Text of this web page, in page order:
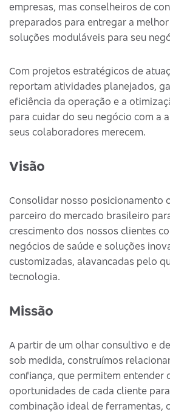
empresas, mas conselheiros de
preparados para entregar a
soluções moduláveis para seu
Com projetos estratégicos de
reportam atividades planejados,
eficiência da operação e a
para cuidar do seu negócio com a
seus colaboradores merecem.
Visão
Consolidar nosso posicionamento
parceiro do mercado brasileiro
crescimento dos nossos clientes
negócios de saúde e soluções
customizadas, alavancadas pelo
tecnologia.
Missão
A partir de um olhar consultivo e
sob medida, construímos
confiança, que permitem entender
oportunidades de cada cliente
combinação ideal de ferramentas,